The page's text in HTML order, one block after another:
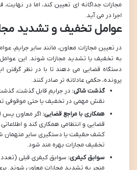
مجازات جداگانه ای تعیین کند، اما در
اجرا در می آید.
عوامل تخفیف و تشدید
در تعیین مجازات معاون، مانند سایر جرایم،
به تخفیف یا تشدید مجازات شوند. این
دستگاه قضایی می دهند تا با در نظر گرفتن
پرونده، حکمی عادلانه تر صادر کنند.
گذشت شاکی: در جرایم قابل گذشت،
نقش مهمی در تخفیف یا حتی موقوفی
همکاری با مراجع قضایی: اگر معاون پس
قضایی و انتظامی همکاری کند و اطلاعاتی
کشف حقیقت یا دستگیری سایر متهمان
تخفیف مجازات بهره مند شود.
سوابق کیفری: سوابق کیفری قبلی (تعدد
منجر به تشدید مجازات معاون شوند.